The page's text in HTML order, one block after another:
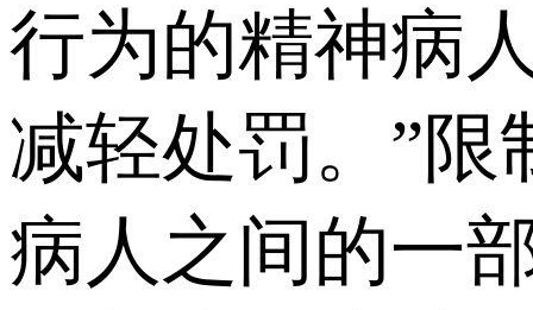
行为的精神病
减轻处罚。”
病人之间的一